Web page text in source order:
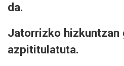
da.
Jatorrizko hizkuntzan
azpititulatuta.